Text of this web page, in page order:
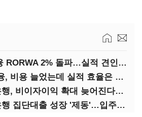
[IB토마토]JB금융 RORWA 2% 돌파…실적 견인은 은행 아닌 캐피탈
[IB토마토]KB금융, 비용 늘었는데 실적 효율은 개선…증권 호황 효과
[IB토마토]수협은행, 비이자이익 확대 늦어진다…공모운용사 인가 연말로
[IB토마토]지방은행 집단대출 성장 '제동'…입주절벽에 반사이익도 희박